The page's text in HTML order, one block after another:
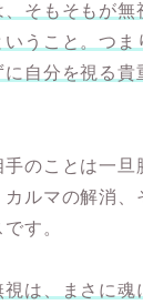
そもそもが無
うこと。つま
自分を視る貴
のことは一旦
ルマの解消、
す。
は、まさに魂